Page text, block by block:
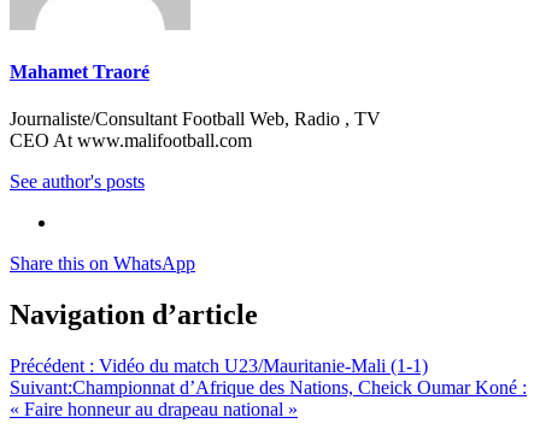
Mahamet Traoré
Journaliste/Consultant Football Web, Radio , TV
CEO At www.malifootball.com
See author's posts
Share this on WhatsApp
Navigation d’article
Précédent : Vidéo du match U23/Mauritanie-Mali (1-1)
Suivant:Championnat d’Afrique des Nations, Cheick Oumar Koné :
« Faire honneur au drapeau national »